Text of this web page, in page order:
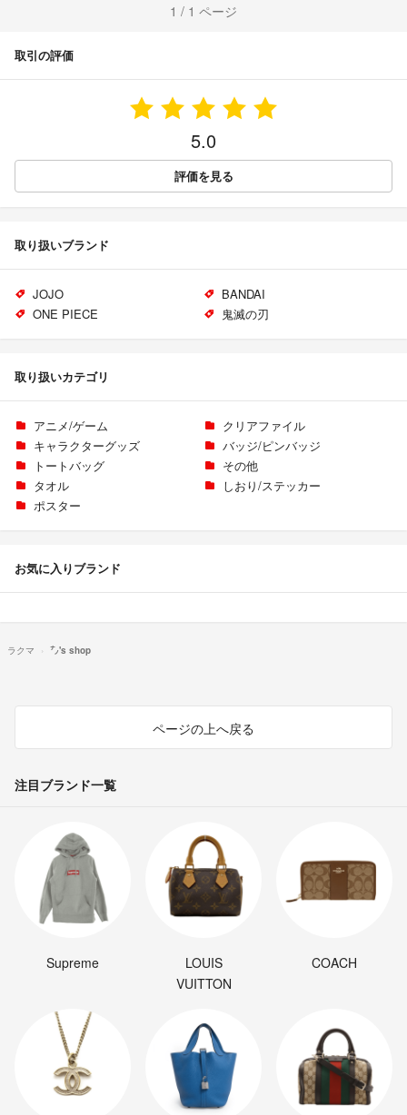
1 / 1 ページ
取引の評価
5.0
評価を見る
取り扱いブランド
JOJO
BANDAI
ONE PIECE
鬼滅の刃
取り扱いカテゴリ
アニメ/ゲーム
クリアファイル
キャラクターグッズ
バッジ/ピンバッジ
トートバッグ
その他
タオル
しおり/ステッカー
ポスター
お気に入りブランド
ラクマ ㌨'s shop
ページの上へ戻る
注目ブランド一覧
Supreme
LOUIS
VUITTON
COACH